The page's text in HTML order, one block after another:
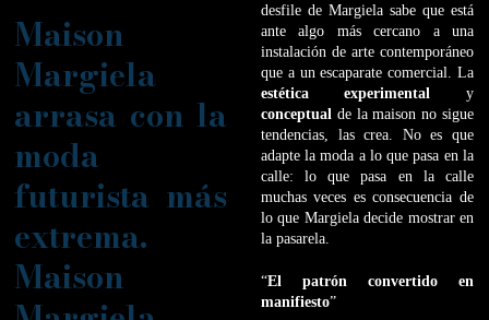
Maison
Margiela
arrasa con la
moda
futurista más
extrema.
Maison
desfile de Margiela sabe que está
ante algo más cercano a una
instalación de arte contemporáneo
que a un escaparate comercial. La
estética experimental
y
conceptual de la maison no sigue
tendencias, las crea. No es que
adapte la moda a lo que pasa en la
calle: lo que pasa en la calle
muchas veces es consecuencia de
lo que Margiela decide mostrar en
la pasarela.
“El patrón convertido en
manifiesto”